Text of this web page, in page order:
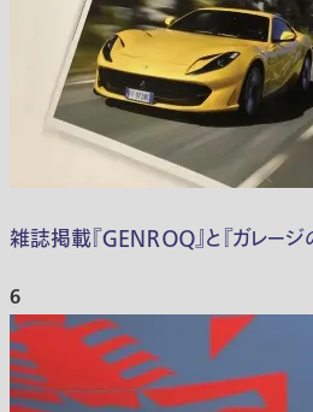
雑誌掲載『ＧＥＮＲＯＱ』と『ガレー
6